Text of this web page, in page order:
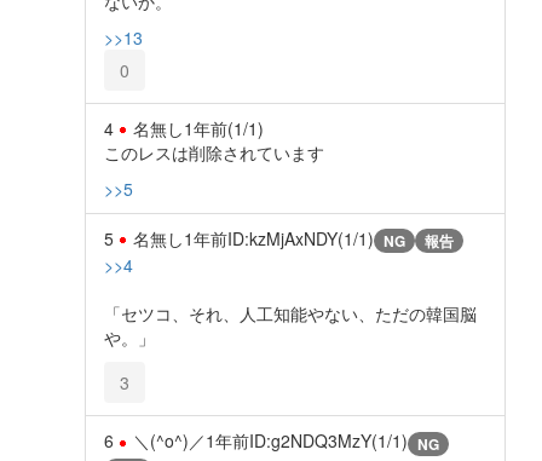
>>13
0
4 名無し1年前(1/1)
このレスは削除されています
>>5
5 名無し1年前ID:kzMjAxNDY(1/1) NG 報告
>>4
「セツコ、それ、人工知能やない、ただの韓国脳
や。」
3
6 ＼(^o^)／1年前ID:g2NDQ3MzY(1/1) NG